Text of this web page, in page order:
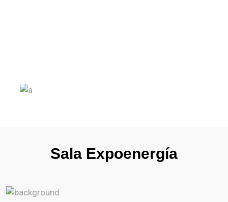
Sala Expoenergía